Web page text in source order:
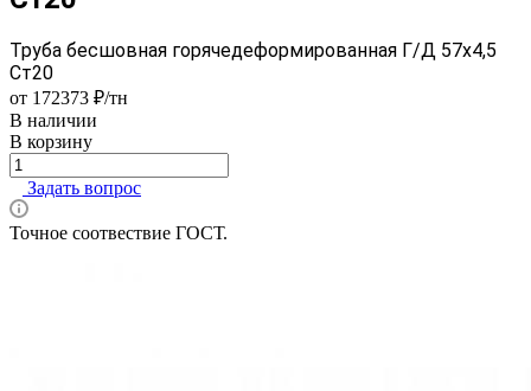
Труба бесшовная горячедеформированная Г/Д 57х4,5
Ст20
от 172373 ₽/тн
В наличии
В корзину
Задать вопрос
Точное соотвествие ГОСТ.